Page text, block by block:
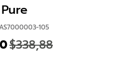
105
$338,88